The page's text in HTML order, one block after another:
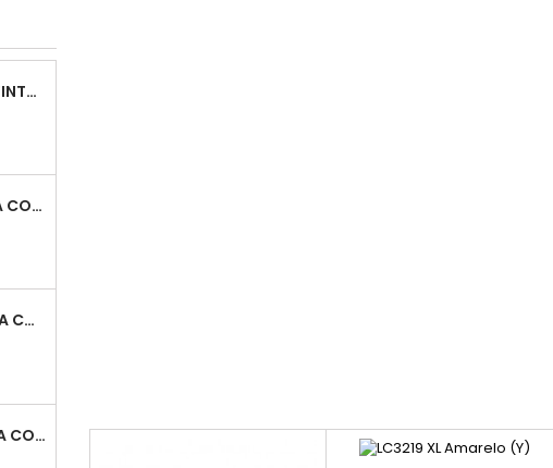
PFI-050 PACK TINTAS COMPATIVEIS
PFI-050 Y TINTA COMPATÍVEL AMARELO
PFI-050 M TINTA COMPATÍVEL MAGENTA
PFI-050 C TINTA COMPATÍVEL CIANO